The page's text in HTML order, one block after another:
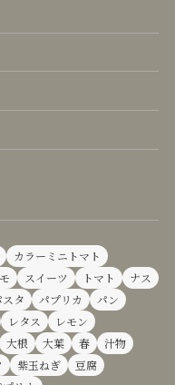
カラーミニトマト
スイーツ トマト
ナス
タ パプリカ
パン
レタス
レモン
大根 大葉 春
汁物
紫玉ねぎ
豆腐